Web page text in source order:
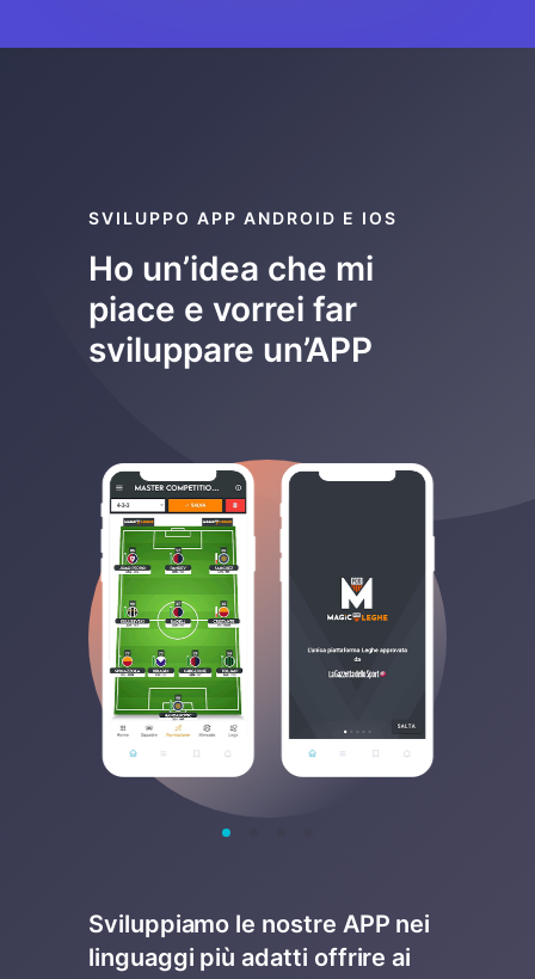
SVILUPPO APP ANDROID E IOS
Ho un’idea che mi
piace e vorrei far
sviluppare un’APP
Sviluppiamo le nostre APP nei
linguaggi più adatti offrire ai